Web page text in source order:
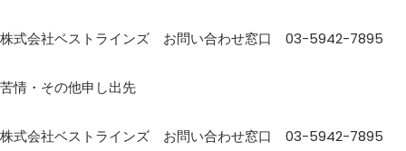
株式会社ベストラインズ お問い合わせ窓口 03-5942-7895
苦情・その他申し出先
株式会社ベストラインズ お問い合わせ窓口 03-5942-7895